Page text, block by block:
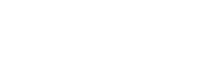
Ciudadano